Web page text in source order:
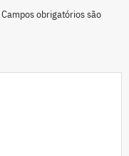
Campos obrigatórios são